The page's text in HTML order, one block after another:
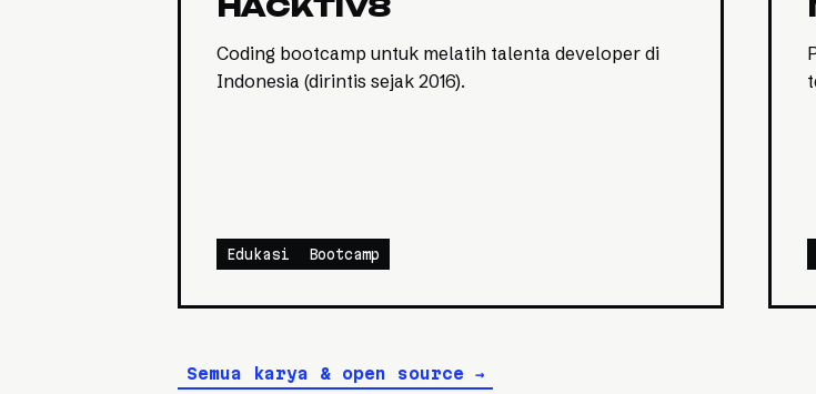
HACKTIV8
Coding bootcamp untuk melatih talenta developer di
Indonesia (dirintis sejak 2016).
Edukasi Bootcamp
Semua karya & open source →